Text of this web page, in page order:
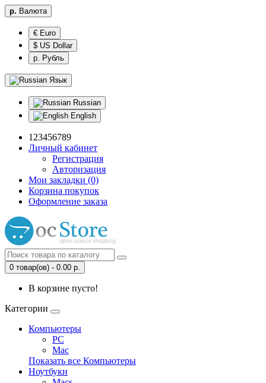
р. Валюта
€ Euro
$ US Dollar
р. Рубль
Язык
Russian
English
123456789
Личный кабинет
Регистрация
Авторизация
Мои закладки (0)
Корзина покупок
Оформление заказа
0 товар(ов) - 0.00 р.
В корзине пусто!
Категории
Компьютеры
PC
Mac
Показать все Компьютеры
Ноутбуки